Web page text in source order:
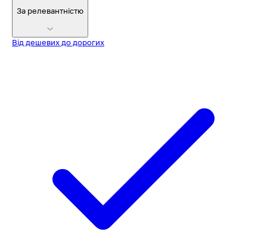
За релевантністю
Від дешевих до дорогих